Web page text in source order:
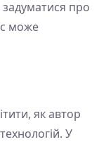
задуматися про
може
як автор
У